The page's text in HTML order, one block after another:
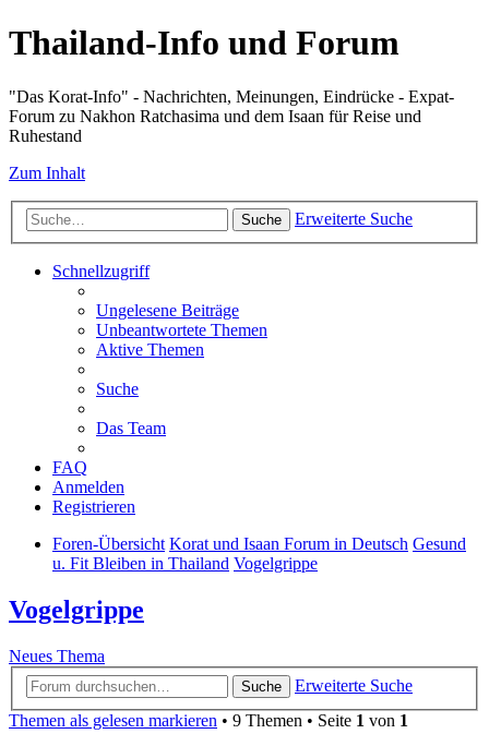
Thailand-Info und Forum
"Das Korat-Info" - Nachrichten, Meinungen, Eindrücke - Expat-
Forum zu Nakhon Ratchasima und dem Isaan für Reise und
Ruhestand
Zum Inhalt
Suche Erweiterte Suche
Schnellzugriff
Ungelesene Beiträge
Unbeantwortete Themen
Aktive Themen
Suche
Das Team
FAQ
Anmelden
Registrieren
Foren-Übersicht Korat und Isaan Forum in Deutsch Gesund
u. Fit Bleiben in Thailand Vogelgrippe
Vogelgrippe
Neues Thema
Suche
Erweiterte Suche
Themen als gelesen markieren • 9 Themen • Seite 1 von 1